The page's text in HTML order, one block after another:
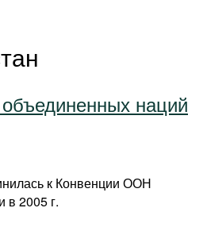
наций
к Конвенции ООН
в 2005 г.